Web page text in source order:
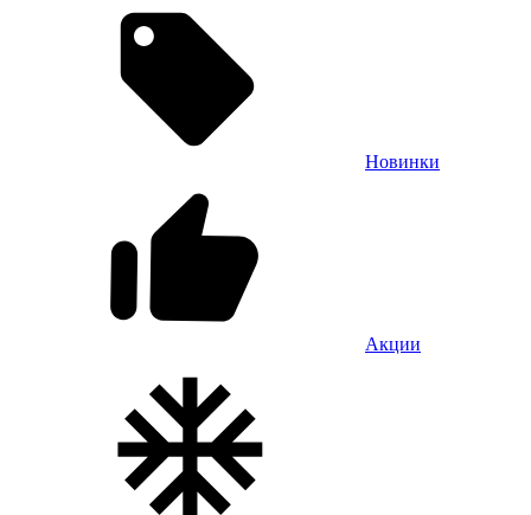
Новинки
Акции